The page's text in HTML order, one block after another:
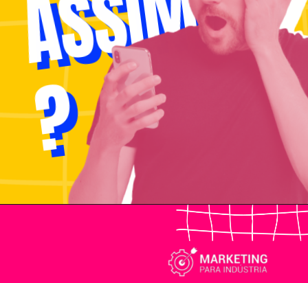
A
S
S
I
M
?
?